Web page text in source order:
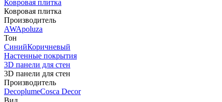
Ковровая плитка
Ковровая плитка
Производитель
AWApoluza
Тон
СинийКоричневый
Настенные покрытия
3D панели для стен
3D панели для стен
Производитель
DecoplumeCosca Decor
Вид